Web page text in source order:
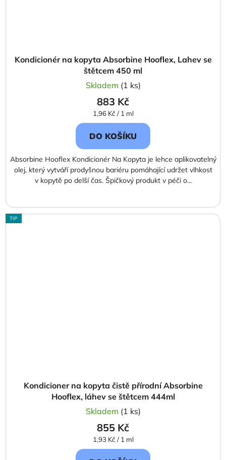
Kondicionér na kopyta Absorbine Hooflex, Lahev se
štětcem 450 ml
Skladem (1 ks)
883 Kč
Měrná
cena:
1,96 Kč / 1 ml
DO KOŠÍKU
Absorbine Hooflex Kondicionér Na Kopyta je lehce aplikovatelný
olej, který vytváří prodyšnou bariéru pomáhající udržet vlhkost
v kopytě po delší čas. Špičkový produkt v péči o...
TIP
Kondicioner na kopyta čistě přírodní Absorbine
Hooflex, láhev se štětcem 444ml
Skladem (1 ks)
855 Kč
Měrná
cena:
1,93 Kč / 1 ml